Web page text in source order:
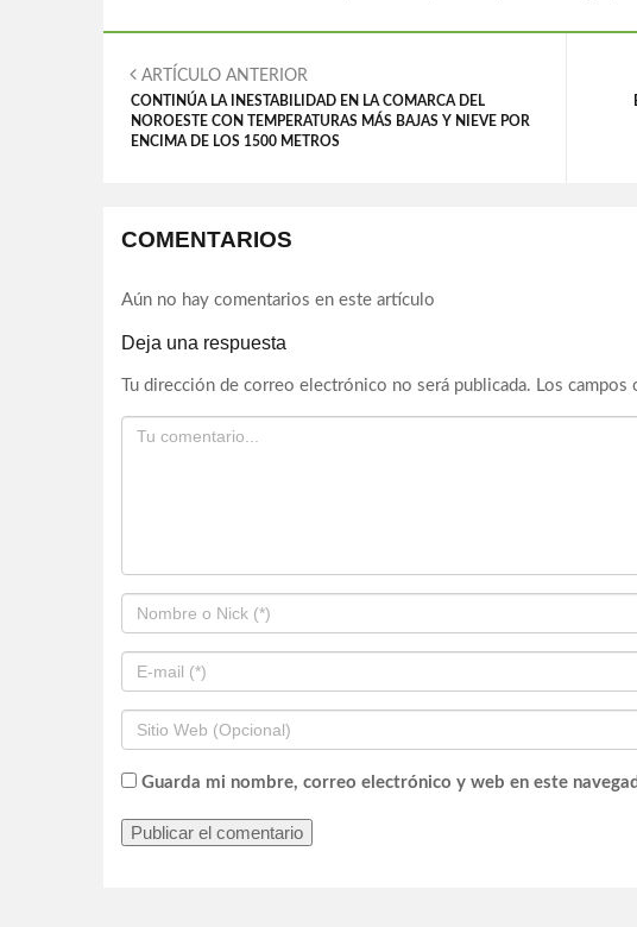
ARTÍCULO ANTERIOR
CONTINÚA LA INESTABILIDAD EN LA COMARCA DEL
NOROESTE CON TEMPERATURAS MÁS BAJAS Y NIEVE POR
ENCIMA DE LOS 1500 METROS
COMENTARIOS
Aún no hay comentarios en este artículo
Deja una respuesta
Tu dirección de correo electrónico no será publicada. Los campos
Guarda mi nombre, correo electrónico y web en este